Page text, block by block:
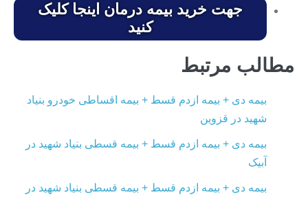
جهت خرید بیمه درمان اینجا کلیک
کنید
مطالب مرتبط
بیمه دی + بیمه ازدم قسط + بیمه اقساطی خودرو بنیاد
شهید در قزوین
بیمه دی + بیمه ازدم قسط + بیمه قسطی بنیاد شهید در
آبیک
بیمه دی + بیمه ازدم قسط + بیمه قسطی بنیاد شهید در